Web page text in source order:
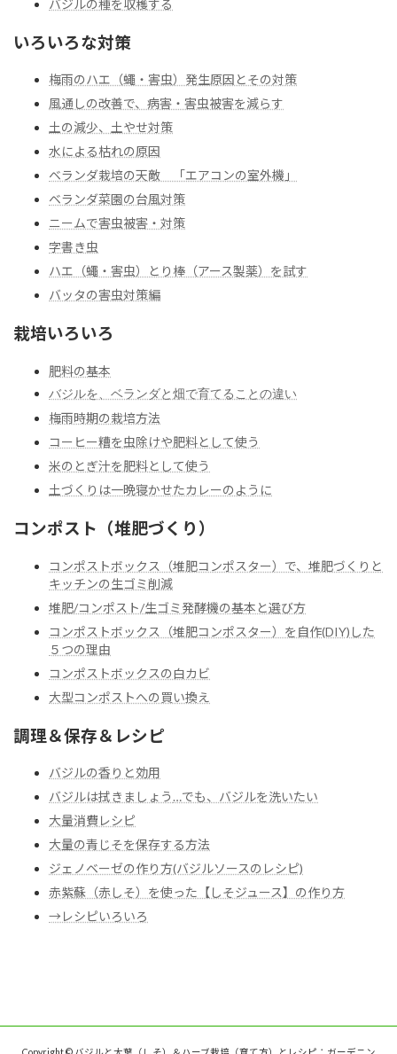
バジルの種を収穫する
いろいろな対策
梅雨のハエ（蠅・害虫）発生原因とその対策
風通しの改善で、病害・害虫被害を減らす
土の減少、土やせ対策
水による枯れの原因
ベランダ栽培の天敵 「エアコンの室外機」
ベランダ菜園の台風対策
ニームで害虫被害・対策
字書き虫
ハエ（蠅・害虫）とり棒（アース製薬）を試す
バッタの害虫対策編
栽培いろいろ
肥料の基本
バジルを、ベランダと畑で育てることの違い
梅雨時期の栽培方法
コーヒー糟を虫除けや肥料として使う
米のとぎ汁を肥料として使う
土づくりは一晩寝かせたカレーのように
コンポスト（堆肥づくり）
コンポストボックス（堆肥コンポスター）で、堆肥づくりと
キッチンの生ゴミ削減
堆肥/コンポスト/生ゴミ発酵機の基本と選び方
コンポストボックス（堆肥コンポスター）を自作(DIY)した
５つの理由
コンポストボックスの白カビ
大型コンポストへの買い換え
調理＆保存＆レシピ
バジルの香りと効用
バジルは拭きましょう…でも、バジルを洗いたい
大量消費レシピ
大量の青じそを保存する方法
ジェノベーゼの作り方(バジルソースのレシピ)
赤紫蘇（赤しそ）を使った【しそジュース】の作り方
→レシピいろいろ